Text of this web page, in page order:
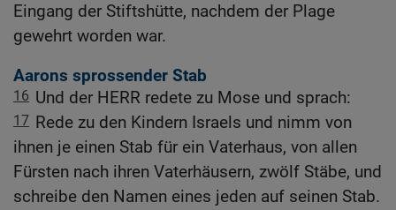
Eingang der Stiftshütte, nachdem der Plage
gewehrt worden war.
Aarons sprossender Stab
16 Und der HERR redete zu Mose und sprach:
17 Rede zu den Kindern Israels und nimm von
ihnen je einen Stab für ein Vaterhaus, von allen
Fürsten nach ihren Vaterhäusern, zwölf Stäbe, und
schreibe den Namen eines jeden auf seinen Stab.